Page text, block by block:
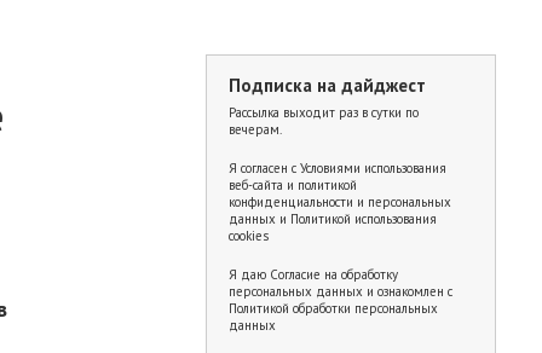
Подписка на дайджест
Рассылка выходит раз в сутки по
вечерам.
Я согласен с Условиями использования
веб-сайта и политикой
конфиденциальности и персональных
данных и Политикой использования
cookies
Я даю Согласие на обработку
персональных данных и ознакомлен с
Политикой обработки персональных
данных